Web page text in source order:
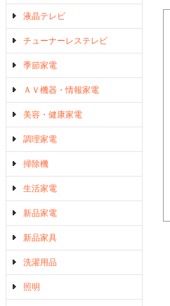
液晶テレビ
チューナーレステレビ
季節家電
ＡＶ機器・情報家電
美容・健康家電
調理家電
掃除機
生活家電
新品家電
新品家具
洗濯用品
照明